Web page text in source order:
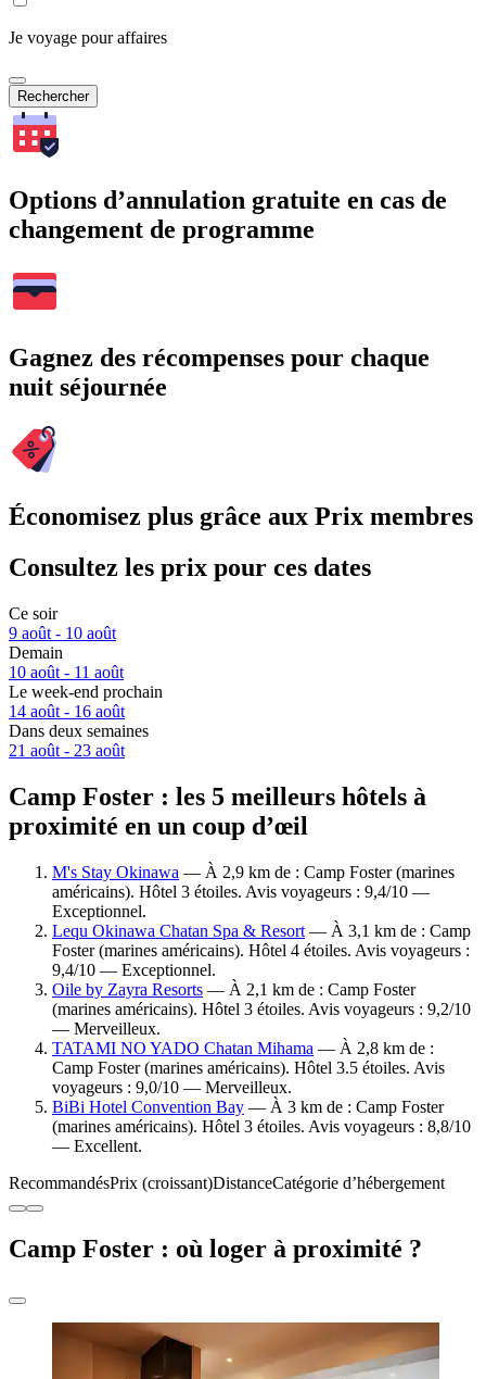
Je voyage pour affaires
Rechercher
Options d’annulation gratuite en cas de
changement de programme
Gagnez des récompenses pour chaque
nuit séjournée
Économisez plus grâce aux Prix membres
Consultez les prix pour ces dates
Ce soir
9 août - 10 août
Demain
10 août - 11 août
Le week-end prochain
14 août - 16 août
Dans deux semaines
21 août - 23 août
Camp Foster : les 5 meilleurs hôtels à
proximité en un coup d’œil
M's Stay Okinawa — À 2,9 km de : Camp Foster (marines
américains). Hôtel 3 étoiles. Avis voyageurs : 9,4/10 —
Exceptionnel.
Lequ Okinawa Chatan Spa & Resort — À 3,1 km de : Camp
Foster (marines américains). Hôtel 4 étoiles. Avis voyageurs :
9,4/10 — Exceptionnel.
Oile by Zayra Resorts — À 2,1 km de : Camp Foster
(marines américains). Hôtel 3 étoiles. Avis voyageurs : 9,2/10
— Merveilleux.
TATAMI NO YADO Chatan Mihama — À 2,8 km de :
Camp Foster (marines américains). Hôtel 3.5 étoiles. Avis
voyageurs : 9,0/10 — Merveilleux.
BiBi Hotel Convention Bay — À 3 km de : Camp Foster
(marines américains). Hôtel 3 étoiles. Avis voyageurs : 8,8/10
— Excellent.
RecommandésPrix (croissant)DistanceCatégorie d’hébergement
Camp Foster : où loger à proximité ?